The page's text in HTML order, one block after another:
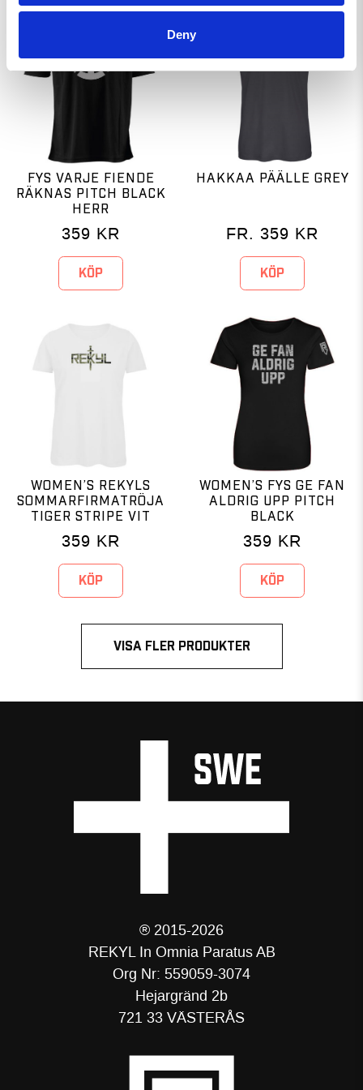
Deny
FYS VARJE FIENDE
RÄKNAS PITCH BLACK
HERR
359 KR
KÖP
HAKKAA PÄÄLLE GREY
FR. 359 KR
KÖP
WOMEN’S REKYLS
SOMMARFIRMATRÖJA
TIGER STRIPE VIT
359 KR
KÖP
WOMEN’S FYS GE FAN
ALDRIG UPP PITCH
BLACK
359 KR
KÖP
VISA FLER PRODUKTER
® 2015-2026
REKYL In Omnia Paratus AB
Org Nr: 559059-3074
Hejargränd 2b
721 33 VÄSTERÅS